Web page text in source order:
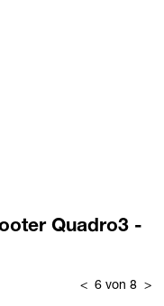
Quadro3 -
< 6 von 8 >